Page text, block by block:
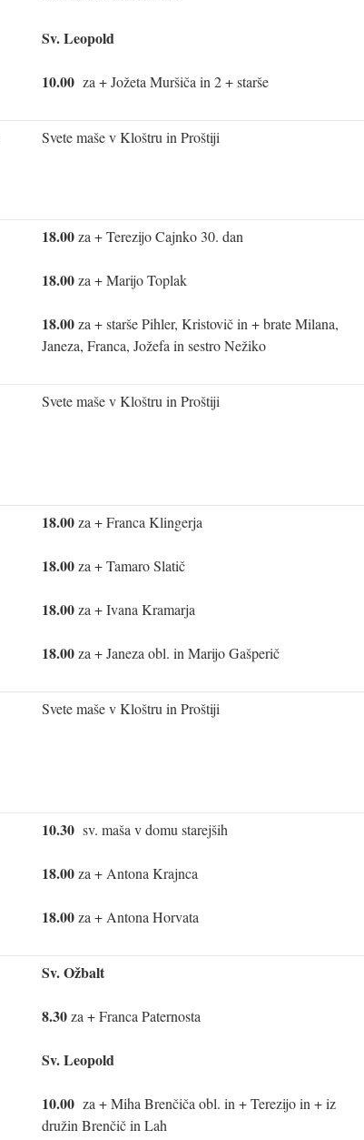
Sv. Leopold
10.00 za + Jožeta Muršiča in 2 + starše
Svete maše v Kloštru in Proštiji
18.00za + Terezijo Cajnko 30. dan
18.00za + Marijo Toplak
18.00za + starše Pihler, Kristovič in + brate Milana,
Janeza, Franca, Jožefa in sestro Nežiko
Svete maše v Kloštru in Proštiji
18.00za + Franca Klingerja
18.00za + Tamaro Slatič
18.00za + Ivana Kramarja
18.00za + Janeza obl. in Marijo Gašperič
Svete maše v Kloštru in Proštiji
10.30 sv. maša v domu starejših
18.00za + Antona Krajnca
18.00za + Antona Horvata
Sv. Ožbalt
8.30za + Franca Paternosta
Sv. Leopold
10.00 za + Miha Brenčiča obl. in + Terezijo in + iz
družin Brenčič in Lah